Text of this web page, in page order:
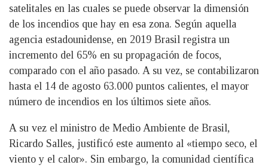
satelitales en las cuales se puede observar la dimensión
de los incendios que hay en esa zona. Según aquella
agencia estadounidense, en 2019 Brasil registra un
incremento del 65% en su propagación de focos,
comparado con el año pasado. A su vez, se contabilizaron
hasta el 14 de agosto 63.000 puntos calientes, el mayor
número de incendios en los últimos siete años.
A su vez el ministro de Medio Ambiente de Brasil,
Ricardo Salles, justificó este aumento al «tiempo seco, el
viento y el calor». Sin embargo, la comunidad científica